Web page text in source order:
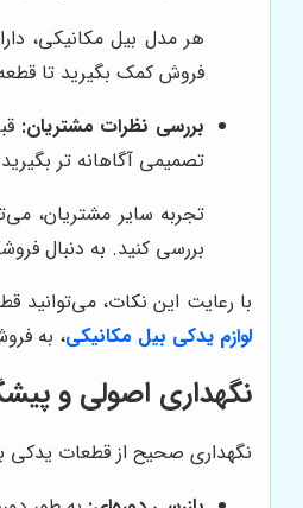
هر مدل بیل مکانیکی،
فروش کمک بگیرید تا
بررسی نظرات مشتریان:
تصمیمی آگاهانه تر
تجربه سایر مشتریان،
بررسی کنید. به دنبال
با رعایت این نکات، می‌توانید
لوازم یدکی بیل مکانیکی، به
نگهداری اصولی و
نگهداری صحیح از قطعات یدکی